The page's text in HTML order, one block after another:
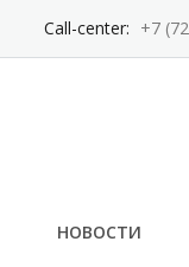
Call-center: +7
НОВОСТИ